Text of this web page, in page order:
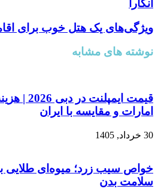
آنکارا
ویژگی‌های یک هتل خوب برای
نوشته های مشابه
قیمت
امارات و مقایسه با ایران
30 خرداد, 1405
خواص سیب زرد؛ میوه‌ای طلایی
سلامت بدن